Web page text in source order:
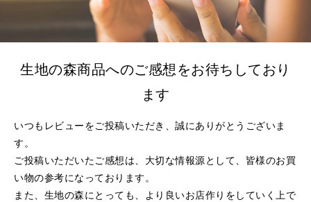
生地の森商品へのご感想をお待ちしており
ます
いつもレビューをご投稿いただき、誠にありがとうございま
す。
ご投稿いただいたご感想は、大切な情報源として、皆様のお買
い物の参考になっております。
また、生地の森にとっても、より良いお店作りをしていく上で